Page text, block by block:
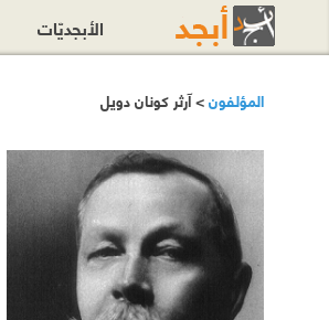
المؤلفون> آرثر كونان دويل
الأبجديّات